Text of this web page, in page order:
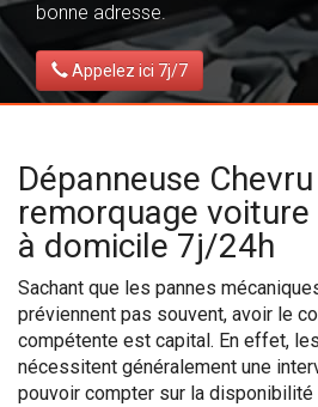
bonne adresse.
Appelez ici 7j/7
Dépanneuse Chevru
remorquage
à domicile 7j/24h
Sachant que les pannes
préviennent pas souvent, avoir le
compétente est capital. En effet,
nécessitent généralement une
pouvoir compter sur la disponibilité